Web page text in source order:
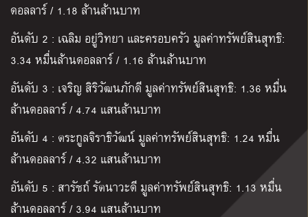
ดอลลาร์/ 1.18 ล้านล้านบาท
อันดับ 2 : เฉลิม อยู่วิทยา และครอบครัว มูลค่าทรัพย์สินสุทธิ:
3.34 หมื่นล้านดอลลาร์/ 1.16 ล้านล้านบาท
อันดับ 3 : เจริญ สิริวัฒนภักดี มูลค่าทรัพย์สินสุทธิ: 1.36 หมื่น
ล้านดอลลาร์/ 4.74 แสนล้านบาท
อันดับ 4 : ตระกูลจิราธิวัฒน์ มูลค่าทรัพย์สินสุทธิ: 1.24 หมื่น
ล้านดอลลาร์/ 4.32 แสนล้านบาท
อันดับ 5 : สารัชถ์ รัตนาวะดี มูลค่าทรัพย์สินสุทธิ: 1.13 หมื่น
ล้านดอลลาร์/ 3.94 แสนล้านบาท